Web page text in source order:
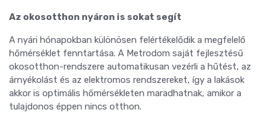
Az okosotthon nyáron is sokat segít
A nyári hónapokban különösen felértékelődik a megfelelő
hőmérséklet fenntartása. A Metrodom saját fejlesztésű
okosotthon-rendszere automatikusan vezérli a hűtést, az
árnyékolást és az elektromos rendszereket, így a lakások
akkor is optimális hőmérsékleten maradhatnak, amikor a
tulajdonos éppen nincs otthon.